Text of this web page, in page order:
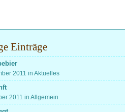
Einträge
2011 in Aktuelles
2011 in Allgemein